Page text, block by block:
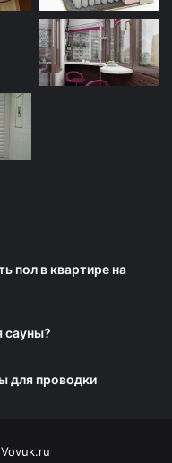
пол в квартире на
сауны?
для проводки